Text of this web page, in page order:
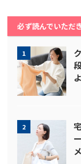
必ず読んでいただ
1
2